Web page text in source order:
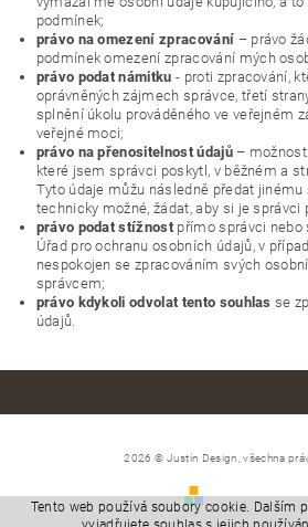
podmínek;
právo na omezení zpracování – právo
podmínek omezení zpracování mých
právo podat námitku - proti zpracování,
oprávněných zájmech správce, třetí
splnění úkolu prováděného ve veřejném
veřejné moci;
právo na přenositelnost údajů– možnost
které jsem správci poskytl, v běžném a
Tyto údaje můžu následně předat jinému
technicky možné, žádat, aby si je správci
právo podat stížnost přímo správci
Úřad pro ochranu osobních údajů, v
nespokojen se zpracováním svých
správcem;
právo kdykoli odvolat tento souhlas se
údajů.
2026 © Justin Design, všechna
Vytvořil
Tento web používá soubory cookie. Dalším